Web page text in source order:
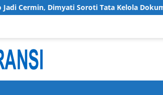
Soroti Tata Kelola Dokumen DPRD Magetan